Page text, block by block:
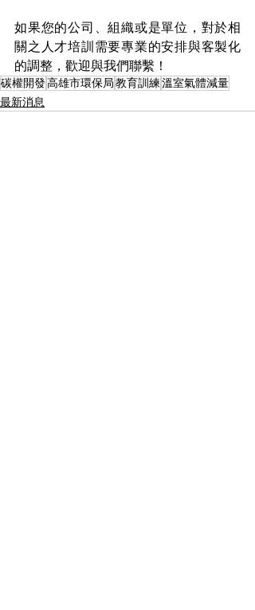
如果您的公司、組織或是單位，對於相
關之人才培訓需要專業的安排與客製化
的調整，歡迎與我們聯繫！
碳權開發高雄市環保局教育訓練溫室氣體減量
最新消息